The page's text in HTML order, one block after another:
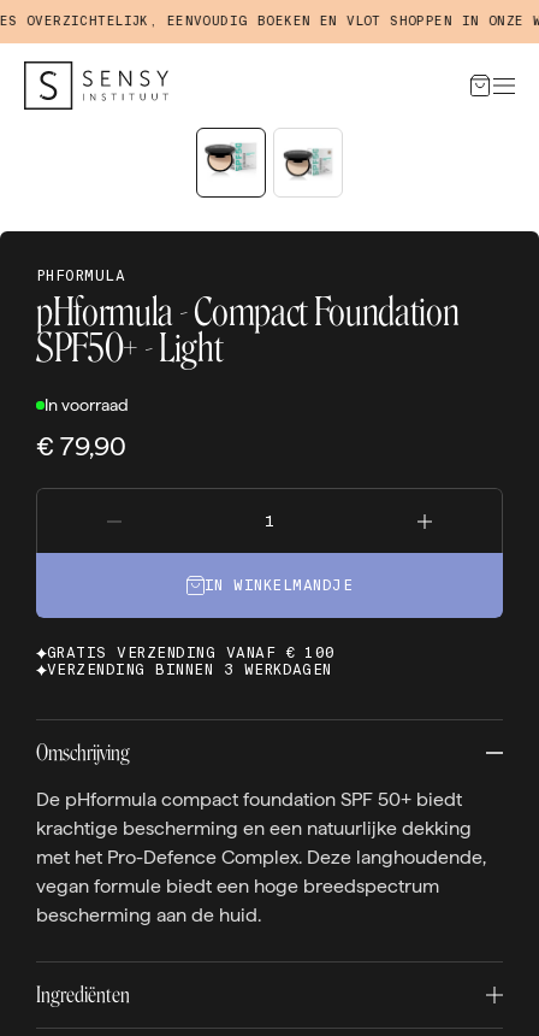
EENVOUDIG BOEKEN EN VLOT SHOPPEN IN ONZE
PHFORMULA
pHformula - Compact Foundation
SPF50+ - Light
In voorraad
€ 79,90
IN WINKELMANDJE
GRATIS VERZENDING VANAF € 100
VERZENDING BINNEN 3 WERKDAGEN
Omschrijving
De pHformula compact foundation SPF 50+ biedt
krachtige bescherming en een natuurlijke dekking
met het Pro-Defence Complex. Deze langhoudende,
vegan formule biedt een hoge breedspectrum
bescherming aan de huid.
Ingrediënten